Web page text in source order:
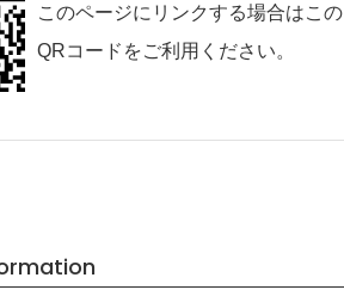
このページにリンクする場合はこの
QRコードをご利用ください。